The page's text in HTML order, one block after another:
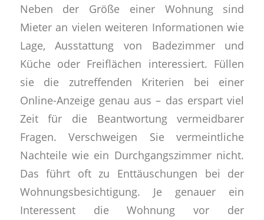
Neben der Größe einer Wohnung sind
Mieter an vielen weiteren Informationen wie
Lage, Ausstattung von Badezimmer und
Küche oder Freiflächen interessiert. Füllen
sie die zutreffenden Kriterien bei einer
Online-Anzeige genau aus – das erspart viel
Zeit für die Beantwortung vermeidbarer
Fragen. Verschweigen Sie vermeintliche
Nachteile wie ein Durchgangszimmer nicht.
Das führt oft zu Enttäuschungen bei der
Wohnungsbesichtigung. Je genauer ein
Interessent die Wohnung vor der